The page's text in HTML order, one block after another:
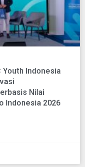
Youth Indonesia
Nilai
Indonesia 2026